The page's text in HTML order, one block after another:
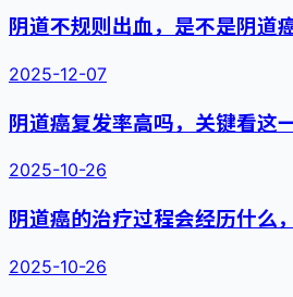
阴道不规则出血，是不是阴道
2025-12-07
阴道癌复发率高吗，关键看这
2025-10-26
阴道癌的治疗过程会经历什么
2025-10-26